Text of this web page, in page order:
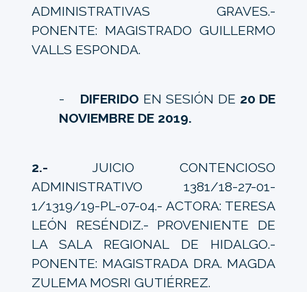
ADMINISTRATIVAS GRAVES.-
PONENTE: MAGISTRADO GUILLERMO
VALLS ESPONDA.
- DIFERIDO EN SESIÓN DE 20 DE
NOVIEMBRE DE 2019.
2.- JUICIO CONTENCIOSO
ADMINISTRATIVO 1381/18-27-01-
1/1319/19-PL-07-04.- ACTORA: TERESA
LEÓN RESÉNDIZ.- PROVENIENTE DE
LA SALA REGIONAL DE HIDALGO.-
PONENTE: MAGISTRADA DRA. MAGDA
ZULEMA MOSRI GUTIÉRREZ.